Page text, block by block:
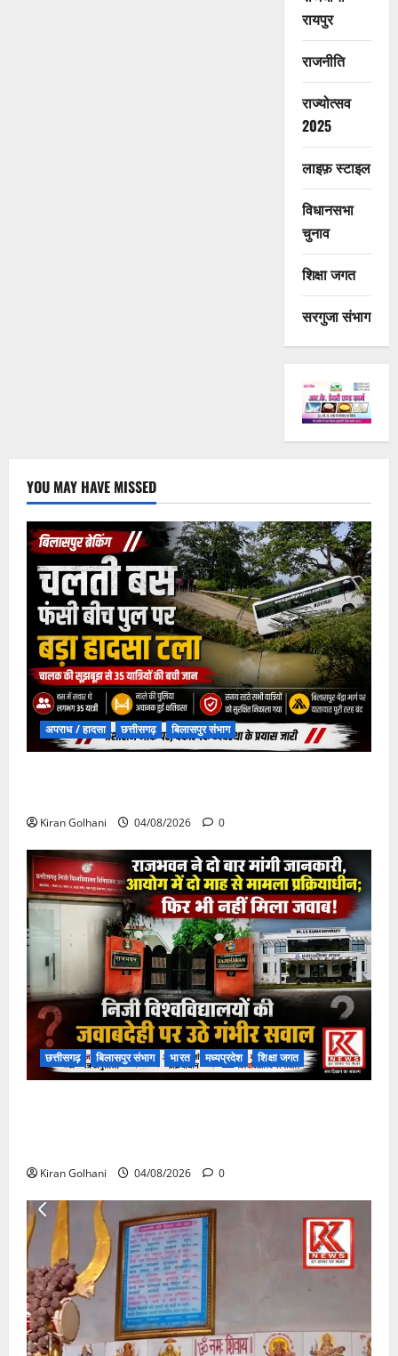
रायपुर
राजनीति
राज्योत्सव
2025
लाइफ़ स्टाइल
विधानसभा
चुनाव
शिक्षा जगत
सरगुजा संभाग
YOU MAY HAVE MISSED
अपराध / हादसा छत्तीसगढ़ बिलासपुर संभाग
Kiran Golhani 04/08/2026 0
छत्तीसगढ़ बिलासपुर संभाग भारत मध्यप्रदेश शिक्षा जगत
Kiran Golhani 04/08/2026 0